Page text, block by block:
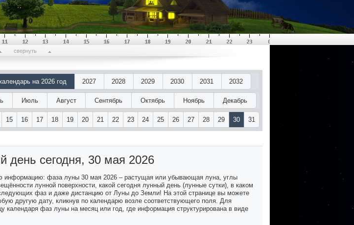
свернуть
на 2026 год 2027 2028 2029 2030 2031 2032
Июль Август Сентябрь Октябрь Ноябрь Декабрь
15 16 17 18 19 20 21 22 23 24 25 26 27 28 29 30 31
день сегодня, 30 мая 2026
фаза луны 30 мая 2026 – растущая или убывающая луна, углы
лунной поверхности, какой сегодня лунный день (лунные сутки), в каком
фаз и даже дистанцию от Луны до Земли! На этой странице вы можете
другую дату, кликнув по календарю возле соответствующего поля. Для
фаз луны на месяц или год, где информация структурирована в виде